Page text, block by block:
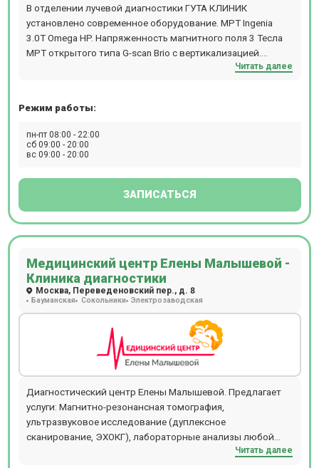
В отделении лучевой диагностики ГУТА КЛИНИК
установлено современное оборудование. MPT Ingenia
3.0T Omega HP. Напряженность магнитного поля 3 Тесла
МРТ открытого типа G-scan Brio с вертикализацией.
Спроектирован для диагностики скелетно-мышечной
маммограф Senographe Essential. Высококачественное
Денситометр Stratos. Специализированное
рентгенологическое оборудование для диагностики
Читать далее
Режим работы:
пн-пт 08:00 - 22:00
сб 09:00 - 20:00
вс 09:00 - 20:00
ЗАПИСАТЬСЯ
Медицинский центр Елены Малышевой -
Клиника диагностики
Москва, Переведеновский пер., д. 8
Бауманская Сокольники Электрозаводская
Диагностический центр Елены Малышевой. Предлагает
услуги: Магнитно-резонансная томография,
ультразвуковое исследование (дуплексное
сканирование, ЭХОКГ), лабораторные анализы любой
степени сложности, включая генетические исследования
Читать далее